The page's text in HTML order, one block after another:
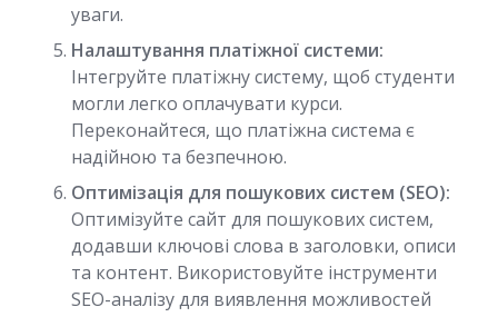
уваги.
Налаштування платіжної системи:
Інтегруйте платіжну систему, щоб студенти
могли легко оплачувати курси.
Переконайтеся, що платіжна система є
надійною та безпечною.
Оптимізація для пошукових систем (SEO):
Оптимізуйте сайт для пошукових систем,
додавши ключові слова в заголовки, описи
та контент. Використовуйте інструменти
SEO-аналізу для виявлення можливостей